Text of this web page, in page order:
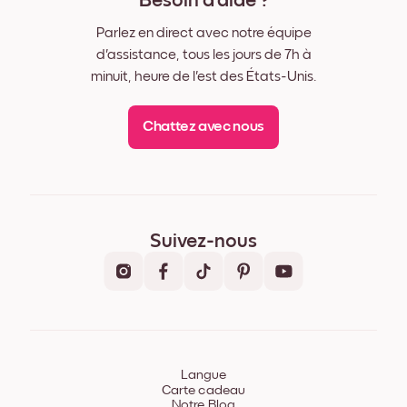
Parlez en direct avec notre équipe
d'assistance, tous les jours de 7h à
minuit, heure de l'est des États-Unis.
Chattez avec nous
Suivez-nous
Langue
Carte cadeau